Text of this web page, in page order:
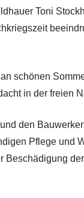
Toni
schönen
in der freien
den
Pflege und